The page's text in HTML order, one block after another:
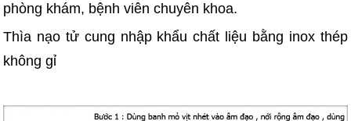
phòng khám, bệnh viên chuyên khoa.
Thìa nạo tử cung nhập khẩu chất liệu bằng inox thép
không gỉ